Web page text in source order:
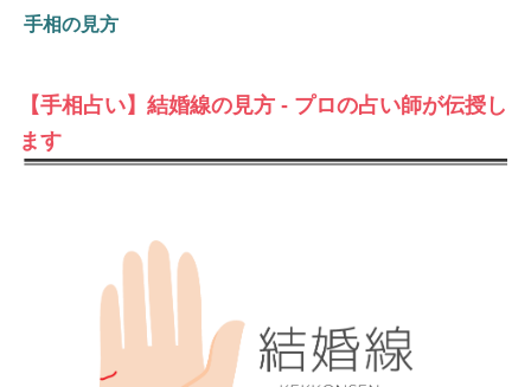
手相の見方
【手相占い】結婚線の見方 - プロの占い師が伝授し
ます